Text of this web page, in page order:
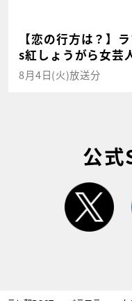
【恋の行方は？】
s紅しょうがら女芸
8月4日(火)放送分
公式